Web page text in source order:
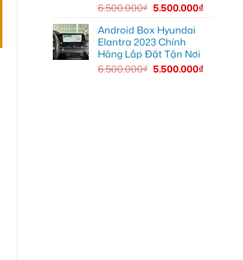
6.500.000₫ 5.500.000₫
Android Box Hyundai
Elantra 2023 Chính
Hãng Lắp Đặt Tận Nơi
6.500.000₫ 5.500.000₫